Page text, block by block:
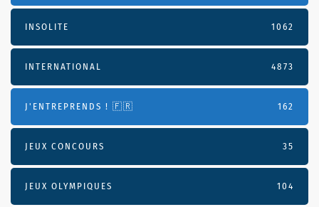
INSOLITE 1062
INTERNATIONAL 4873
J'ENTREPRENDS ! 🇫🇷 162
JEUX CONCOURS 35
JEUX OLYMPIQUES 104